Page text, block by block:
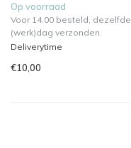
Op voorraad
Voor 14.00 besteld, dezelfde
(werk)dag verzonden.
Deliverytime
€10,00